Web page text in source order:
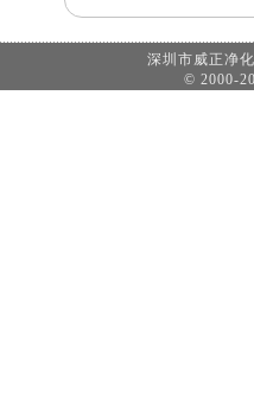
深圳市威正
© 2000-